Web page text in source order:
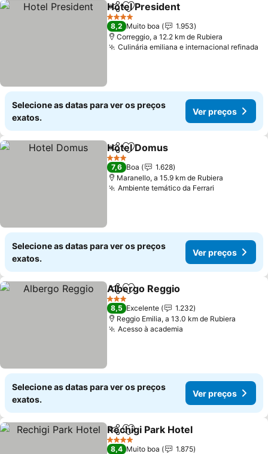
PartilharAdicionar aos favoritos
Hotel President
4 Estrelas
8,2 Muito boa
1.953
Correggio, a 12.2 km de Rubiera
Culinária emiliana e internacional refinada
Selecione as datas para ver os preços
exatos.
Ver preços
PartilharAdicionar aos favoritos
Hotel Domus
3 Estrelas
7,6 Boa
1.628
Maranello, a 15.9 km de Rubiera
Ambiente temático da Ferrari
Selecione as datas para ver os preços
exatos.
Ver preços
PartilharAdicionar aos favoritos
Albergo Reggio
3 Estrelas
8,5 Excelente
1.232
Reggio Emilia, a 13.0 km de Rubiera
Acesso à academia
Selecione as datas para ver os preços
exatos.
Ver preços
PartilharAdicionar aos favoritos
Rechigi Park Hotel
4 Estrelas
8,4 Muito boa
1.875